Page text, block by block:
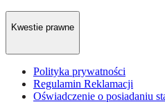
Kwestie prawne
Polityka prywatności
Regulamin Reklamacji
Oświadczenie o posiadaniu